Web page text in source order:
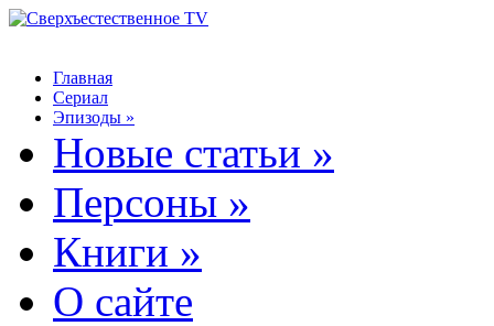
Главная
Сериал
Эпизоды »
Новые статьи »
Персоны »
Книги »
О сайте